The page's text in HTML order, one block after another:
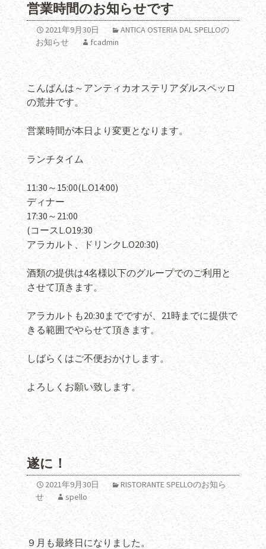
営業時間のお知らせです
2021年9月30日
ANTICA OSTERIA DAL SPELLOの
お知らせ
fcadmin
こんばんは～アンティカオステリアダルスペッロ
の荒井です。
営業時間が本日より変更となります。
ランチタイム
11:30～15:00(L.O14:00)
ディナー
17:30～21:00
(コースL.O19:30
アラカルト、ドリンクL.O20:30)
酒類の提供は4名様以下のグループでのご利用と
させて頂きます。
アラカルトも20:30までですが、21時までに提供で
きる範囲でやらせて頂きます。
しばらくはご不便おかけします。
よろしくお願い致します。
遂に！
2021年9月30日
RISTORANTE SPELLOのお知ら
せ
spello
９月も最終日になりました。